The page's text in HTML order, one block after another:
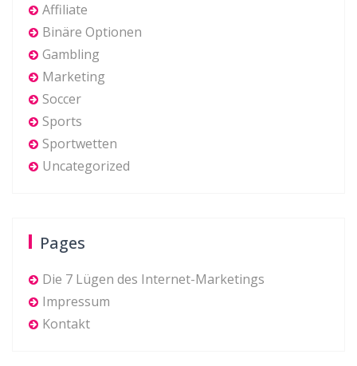
Affiliate
Binäre Optionen
Gambling
Marketing
Soccer
Sports
Sportwetten
Uncategorized
Pages
Die 7 Lügen des Internet-Marketings
Impressum
Kontakt